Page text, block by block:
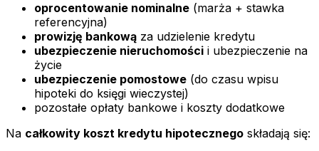
oprocentowanie nominalne (marża + stawka
referencyjna)
prowizję bankową za udzielenie kredytu
ubezpieczenie nieruchomości i ubezpieczenie na
życie
ubezpieczenie pomostowe (do czasu wpisu
hipoteki do księgi wieczystej)
pozostałe opłaty bankowe i koszty dodatkowe
Na całkowity koszt kredytu hipotecznego składają się: